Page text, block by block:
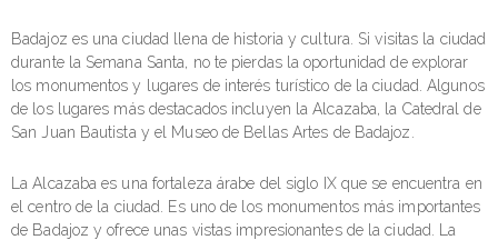
Badajoz es una ciudad llena de historia y cultura. Si visitas la ciudad
durante la Semana Santa, no te pierdas la oportunidad de explorar
los monumentos y lugares de interés turístico de la ciudad. Algunos
de los lugares más destacados incluyen la Alcazaba, la Catedral de
San Juan Bautista y el Museo de Bellas Artes de Badajoz.
La Alcazaba es una fortaleza árabe del siglo IX que se encuentra en
el centro de la ciudad. Es uno de los monumentos más importantes
de Badajoz y ofrece unas vistas impresionantes de la ciudad. La